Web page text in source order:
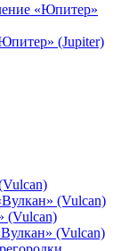
«Юпитер»
(Jupiter)
(Vulcan)
(Vulcan)
(Vulcan)